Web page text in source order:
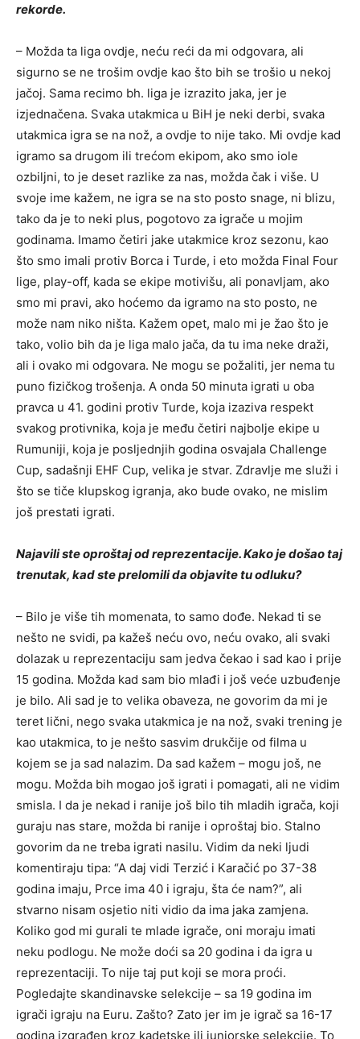
rekorde.
– Možda ta liga ovdje, neću reći da mi odgovara, ali
sigurno se ne trošim ovdje kao što bih se trošio u nekoj
jačoj. Sama recimo bh. liga je izrazito jaka, jer je
izjednačena. Svaka utakmica u BiH je neki derbi, svaka
utakmica igra se na nož, a ovdje to nije tako. Mi ovdje kad
igramo sa drugom ili trećom ekipom, ako smo iole
ozbiljni, to je deset razlike za nas, možda čak i više. U
svoje ime kažem, ne igra se na sto posto snage, ni blizu,
tako da je to neki plus, pogotovo za igrače u mojim
godinama. Imamo četiri jake utakmice kroz sezonu, kao
što smo imali protiv Borca i Turde, i eto možda Final Four
lige, play-off, kada se ekipe motivišu, ali ponavljam, ako
smo mi pravi, ako hoćemo da igramo na sto posto, ne
može nam niko ništa. Kažem opet, malo mi je žao što je
tako, volio bih da je liga malo jača, da tu ima neke draži,
ali i ovako mi odgovara. Ne mogu se požaliti, jer nema tu
puno fizičkog trošenja. A onda 50 minuta igrati u oba
pravca u 41. godini protiv Turde, koja izaziva respekt
svakog protivnika, koja je među četiri najbolje ekipe u
Rumuniji, koja je posljednjih godina osvajala Challenge
Cup, sadašnji EHF Cup, velika je stvar. Zdravlje me služi i
što se tiče klupskog igranja, ako bude ovako, ne mislim
još prestati igrati.
Najavili ste oproštaj od reprezentacije. Kako je došao taj
trenutak, kad ste prelomili da objavite tu odluku?
– Bilo je više tih momenata, to samo dođe. Nekad ti se
nešto ne svidi, pa kažeš neću ovo, neću ovako, ali svaki
dolazak u reprezentaciju sam jedva čekao i sad kao i prije
15 godina. Možda kad sam bio mlađi i još veće uzbuđenje
je bilo. Ali sad je to velika obaveza, ne govorim da mi je
teret lični, nego svaka utakmica je na nož, svaki trening je
kao utakmica, to je nešto sasvim drukčije od filma u
kojem se ja sad nalazim. Da sad kažem – mogu još, ne
mogu. Možda bih mogao još igrati i pomagati, ali ne vidim
smisla. I da je nekad i ranije još bilo tih mladih igrača, koji
guraju nas stare, možda bi ranije i oproštaj bio. Stalno
govorim da ne treba igrati nasilu. Vidim da neki ljudi
komentiraju tipa: “A daj vidi Terzić i Karačić po 37-38
godina imaju, Prce ima 40 i igraju, šta će nam?”, ali
stvarno nisam osjetio niti vidio da ima jaka zamjena.
Koliko god mi gurali te mlade igrače, oni moraju imati
neku podlogu. Ne može doći sa 20 godina i da igra u
reprezentaciji. To nije taj put koji se mora proći.
Pogledajte skandinavske selekcije – sa 19 godina im
igrači igraju na Euru. Zašto? Zato jer im je igrač sa 16-17
godina izgrađen kroz kadetske ili juniorske selekcije. To